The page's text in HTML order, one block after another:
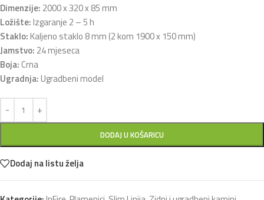
Dimenzije: 2000 x 320 x 85 mm
Ložište:Izgaranje 2 – 5 h
Staklo:Kaljeno staklo 8 mm (2 kom 1900 x 150 mm)
Jamstvo: 24 mjeseca
Boja: Crna
Ugradnja:Ugradbeni model
DODAJ U KOŠARICU
Dodaj na listu želja